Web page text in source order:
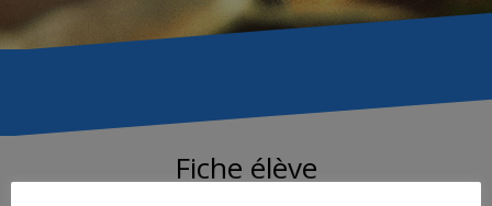
Fiche élève